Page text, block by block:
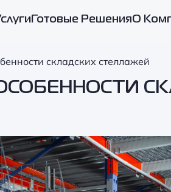
Готовые РешенияО
складских стеллажей